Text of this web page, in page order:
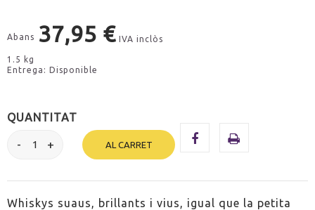
Abans 37,95 € IVA inclòs
1.5 kg
Entrega: Disponible
QUANTITAT
AL CARRET
Whiskys suaus, brillants i vius, igual que la petita